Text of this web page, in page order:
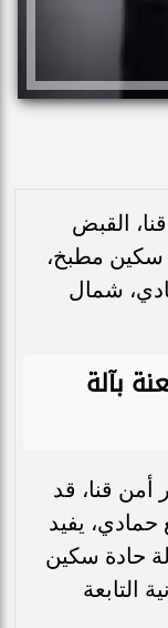
القبض
سكين مطبخ،
شمال
بآلة
أمن قنا، قد
يفيد
حادة سكين
التابعة